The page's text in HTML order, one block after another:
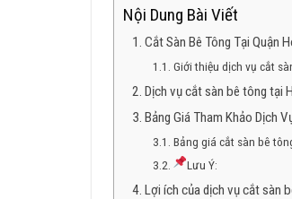
Nội Dung Bài Viết
Cắt Sàn Bê Tông Tại Quận
Giới thiệu dịch vụ cắt
Dịch vụ cắt sàn bê tông tại
Bảng Giá Tham Khảo Dịch
Bảng giá cắt sàn bê
Lưu Ý:
Lợi ích của dịch vụ cắt sàn